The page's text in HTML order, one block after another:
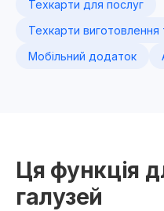
Техкарти для послуг
Техкарти виготовлення
Мобільний додаток
Ця функція
галузей